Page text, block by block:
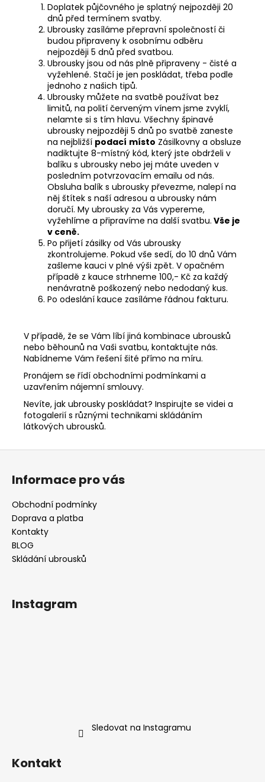
Doplatek půjčovného je splatný nejpozději 20
dnů před termínem svatby.
Ubrousky zasíláme přepravní společností či
budou připraveny k osobnímu odběru
nejpozději 5 dnů před svatbou.
Ubrousky jsou od nás plně připraveny - čisté a
vyžehlené. Stačí je jen poskládat, třeba podle
jednoho z našich tipů.
Ubrousky můžete na svatbě používat bez
limitů, na polití červeným vínem jsme zvyklí,
nelamte si s tím hlavu. Všechny špinavé
ubrousky nejpozději 5 dnů po svatbě zaneste
na nejbližší podací místo Zásilkovny a obsluze
nadiktujte 8-místný kód, který jste obdrželi v
balíku s ubrousky nebo jej máte uveden v
posledním potvrzovacím emailu od nás.
Obsluha balík s ubrousky převezme, nalepí na
něj štítek s naší adresou a ubrousky nám
doručí. My ubrousky za Vás vypereme,
vyžehlíme a připravíme na další svatbu. Vše je
v ceně.
Po přijetí zásilky od Vás ubrousky
zkontrolujeme. Pokud vše sedí, do 10 dnů Vám
zašleme kauci v plné výši zpět. V opačném
případě z kauce strhneme 100,- Kč za každý
nenávratně poškozený nebo nedodaný kus.
Po odeslání kauce zasíláme řádnou fakturu.
V případě, že se Vám líbí jiná kombinace ubrousků
nebo běhounů na Vaši svatbu, kontaktujte nás.
Nabídneme Vám řešení šité přímo na míru.
Pronájem se řídí obchodními podmínkami a
uzavřením nájemní smlouvy.
Nevíte, jak ubrousky poskládat? Inspirujte se videi a
fotogalerií s různými technikami skládáním
látkových ubrousků.
Z
Informace pro vás
Obchodní podmínky
Doprava a platba
Kontakty
BLOG
Skládání ubrousků
Instagram
Sledovat na Instagramu
Kontakt